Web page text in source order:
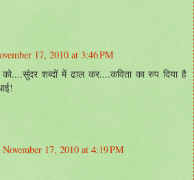
17, 2010 at 3:46 PM
शब्दों में ढाल कर....कविता का रुप दिया है
November 17, 2010 at 4:19 PM